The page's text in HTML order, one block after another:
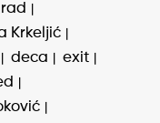
Krkeljić
deca
exit